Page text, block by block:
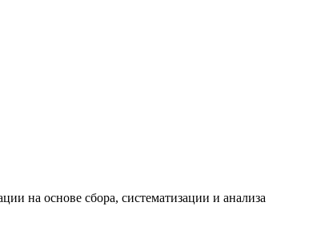
на основе сбора, систематизации и анализа